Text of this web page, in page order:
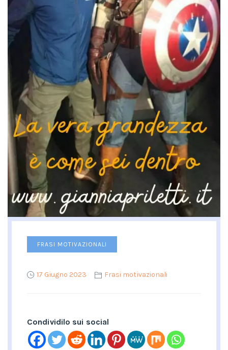
FRASI MOTIVAZIONALI
17 Giugno 2023 Frasi motivazionali
Condividilo sui social